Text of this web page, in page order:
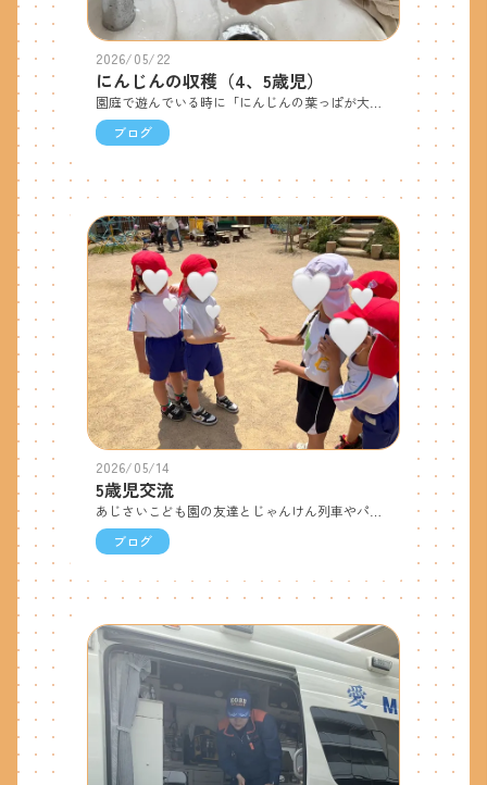
2026/05/22
にんじんの収穫（4、5歳児）
ブログ
2026/05/14
5歳児交流
ブログ